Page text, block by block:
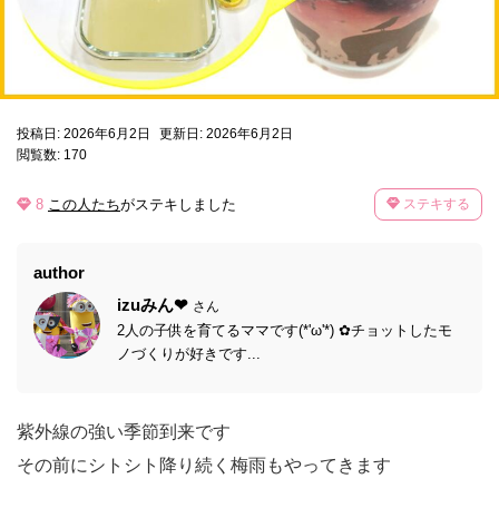
投稿日: 2026年6月2日
更新日: 2026年6月2日
閲覧数: 170
8 この人たちがステキしました ステキする
author
izuみん❤ さん
2人の子供を育てるママです(*'ω'*) ✿チョットしたモ
ノづくりが好きです...
紫外線の強い季節到来です
その前にシトシト降り続く梅雨もやってきます